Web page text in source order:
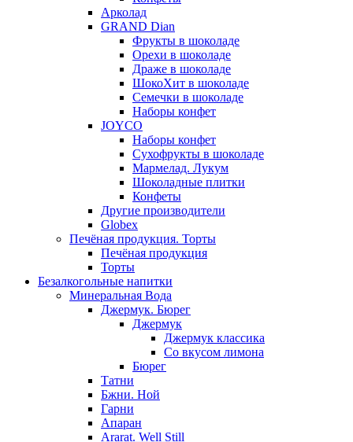
Арколад
GRAND Dian
Фрукты в шоколаде
Орехи в шоколаде
Драже в шоколаде
ШокоХит в шоколаде
Семечки в шоколаде
Наборы конфет
JOYCO
Наборы конфет
Сухофрукты в шоколаде
Мармелад. Лукум
Шоколадные плитки
Конфеты
Другие производители
Globex
Печёная продукция. Торты
Печёная продукция
Торты
Безалкогольные напитки
Минеральная Вода
Джермук. Бюрег
Джермук
Джермук классика
Со вкусом лимона
Бюрег
Татни
Бжни. Ной
Гарни
Апаран
Ararat. Well Still